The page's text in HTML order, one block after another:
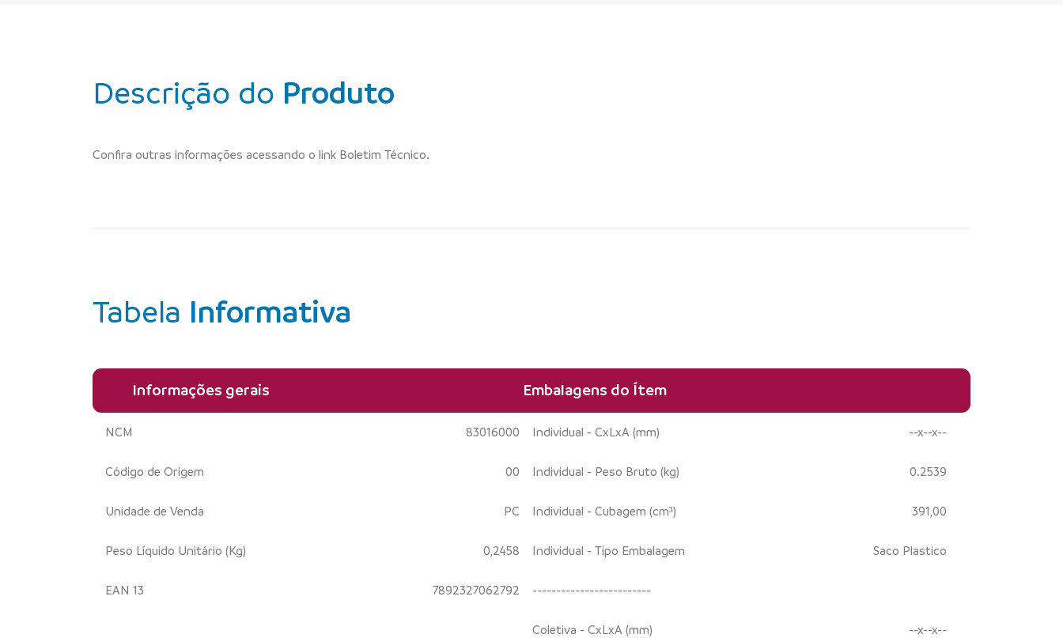
Descrição do Produto
Confira outras informações acessando o link Boletim Técnico.
Tabela Informativa
Informações gerais Embalagens do Ítem
NCM 83016000
Código de Origem 00
Unidade de Venda PC
Peso Líquido Unitário (Kg) 0,2458
EAN 13 7892327062792
Individual - CxLxA (mm) --x--x--
Individual - Peso Bruto (kg) 0.2539
Individual - Cubagem (cm³) 391,00
Individual - Tipo Embalagem Saco Plastico
-------------------------
Coletiva - CxLxA (mm) --x--x--